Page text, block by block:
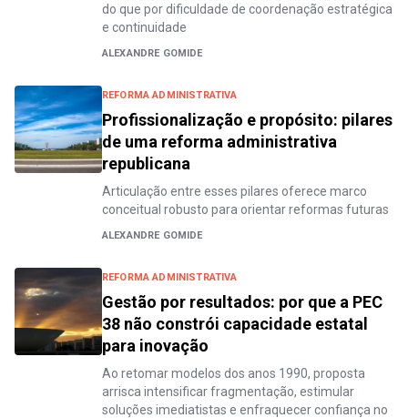
do que por dificuldade de coordenação estratégica
e continuidade
ALEXANDRE GOMIDE
REFORMA ADMINISTRATIVA
Profissionalização e propósito: pilares
de uma reforma administrativa
republicana
Articulação entre esses pilares oferece marco
conceitual robusto para orientar reformas futuras
ALEXANDRE GOMIDE
REFORMA ADMINISTRATIVA
Gestão por resultados: por que a PEC
38 não constrói capacidade estatal
para inovação
Ao retomar modelos dos anos 1990, proposta
arrisca intensificar fragmentação, estimular
soluções imediatistas e enfraquecer confiança no